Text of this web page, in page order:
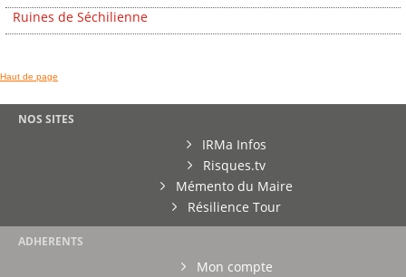
Ruines de Séchilienne
Haut de page
NOS SITES
IRMa Infos
Risques.tv
Mémento du Maire
Résilience Tour
ADHERENTS
Mon compte